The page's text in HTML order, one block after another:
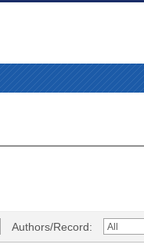
Authors/Record: